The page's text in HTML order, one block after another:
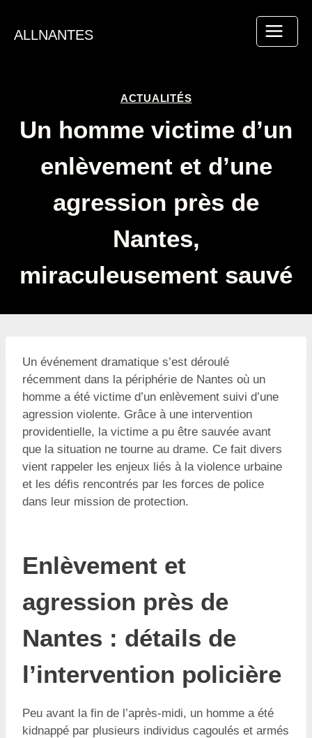
contenu
ALLNANTES
ACTUALITÉS
Un homme victime d’un
enlèvement et d’une
agression près de
Nantes,
miraculeusement sauvé
Un événement dramatique s’est déroulé
récemment dans la périphérie de Nantes où un
homme a été victime d’un enlèvement suivi d’une
agression violente. Grâce à une intervention
providentielle, la victime a pu être sauvée avant
que la situation ne tourne au drame. Ce fait divers
vient rappeler les enjeux liés à la violence urbaine
et les défis rencontrés par les forces de police
dans leur mission de protection.
Enlèvement et
agression près de
Nantes : détails de
l’intervention policière
Peu avant la fin de l’après-midi, un homme a été
kidnappé par plusieurs individus cagoulés et armés